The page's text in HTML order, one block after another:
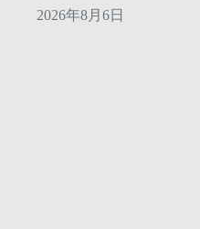
2026年8月6日